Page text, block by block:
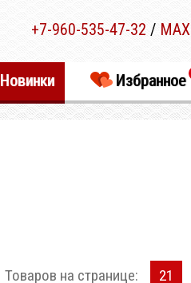
+7-960-535-47-32 / MAX
Избранное
Новинки
21
Товаров на странице: